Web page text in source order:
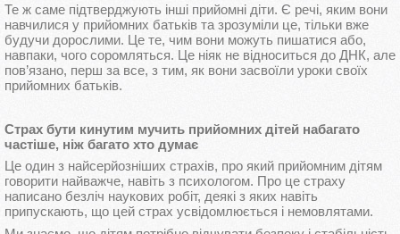
Те ж саме підтверджують інші прийомні діти. Є речі, яким вони
навчилися у прийомних батьків та зрозуміли це, тільки вже
будучи дорослими. Це те, чим вони можуть пишатися або,
навпаки, чого соромляться. Це ніяк не відноситься до ДНК, але
пов’язано, перш за все, з тим, як вони засвоїли уроки своїх
прийомних батьків.
Страх бути кинутим мучить прийомних дітей набагато
частіше, ніж багато хто думає
Це один з найсерйозніших страхів, про який прийомним дітям
говорити найважче, навіть з психологом. Про це страху
написано безліч наукових робіт, деякі з яких навіть
припускають, що цей страх усвідомлюється і немовлятами.